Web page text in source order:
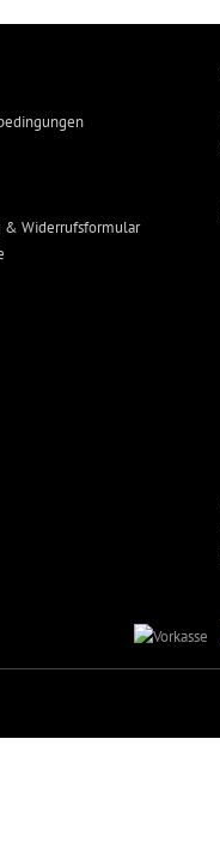
& Widerrufsformular